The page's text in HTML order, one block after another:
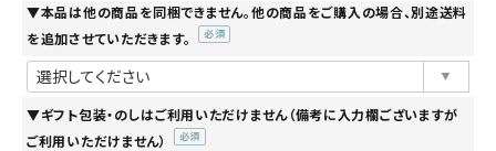
▼本品は他の商品を同梱できません。他の商品をご購入の場合、別途送料
を追加させていただきます。
▼ギフト包装・のしはご利用いただけません（備考に入力欄ございますが
ご利用いただけません）